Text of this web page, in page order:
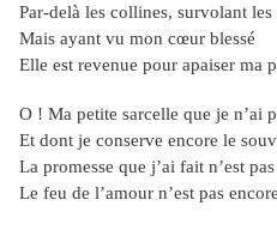
Par-delà les collines, survolant les
Mais ayant vu mon cœur blessé
Elle est revenue pour apaiser ma
O ! Ma petite sarcelle que je n’ai
Et dont je conserve encore le
La promesse que j’ai fait n’est
Le feu de l’amour n’est pas